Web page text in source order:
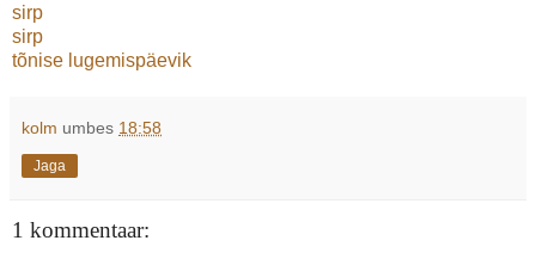
sirp
sirp
tõnise lugemispäevik
kolm umbes 18:58
Jaga
1 kommentaar: